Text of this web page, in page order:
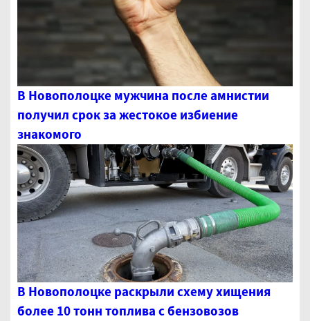
В Новополоцке мужчина после амнистии
получил срок за жестокое избиение
знакомого
В Новополоцке раскрыли схему хищения
более 10 тонн топлива с бензовозов